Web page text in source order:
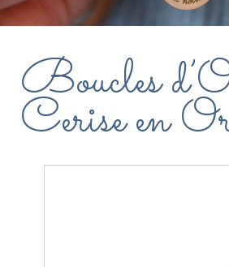
Boucles
Cerise en